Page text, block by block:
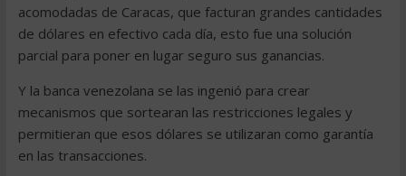
acomodadas de Caracas, que facturan grandes cantidades
de dólares en efectivo cada día, esto fue una solución
parcial para poner en lugar seguro sus ganancias.
Y la banca venezolana se las ingenió para crear
mecanismos que sortearan las restricciones legales y
permitieran que esos dólares se utilizaran como garantía
en las transacciones.